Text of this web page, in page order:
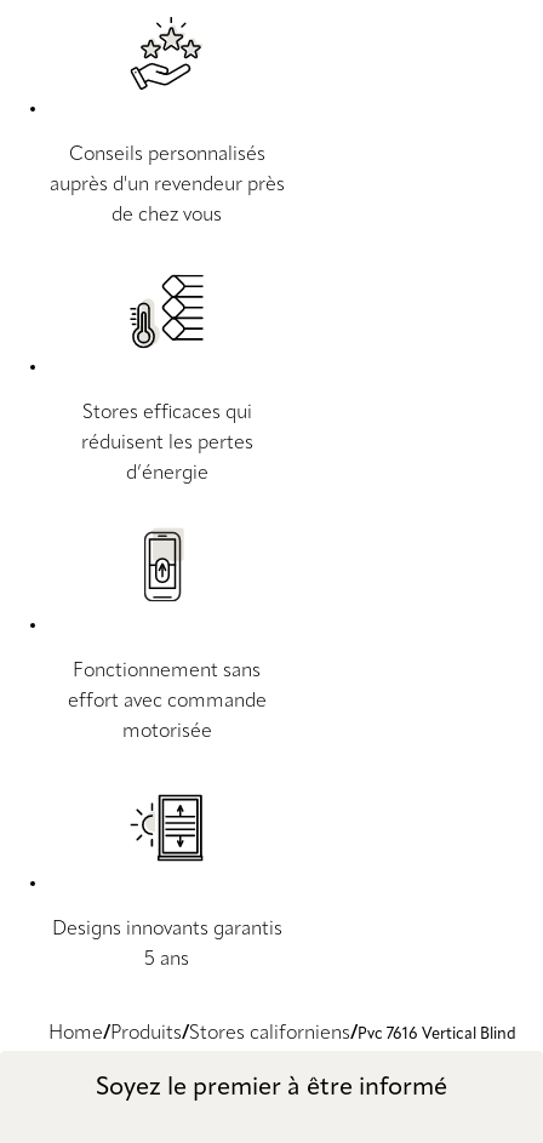
Conseils personnalisés
auprès d'un revendeur près
de chez vous
Stores efficaces qui
réduisent les pertes
d’énergie
Fonctionnement sans
effort avec commande
motorisée
Designs innovants garantis
5 ans
Home Produits Stores californiens Pvc 7616 Vertical Blind
Soyez le premier à être informé